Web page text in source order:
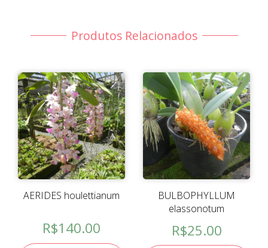
Produtos Relacionados
AERIDES houlettianum
R$140.00
BULBOPHYLLUM
elassonotum
R$25.00